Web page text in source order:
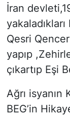
İran
Qesri
yapıp
çıkartıp Eşi
Ağrı isyanın
BEG’in